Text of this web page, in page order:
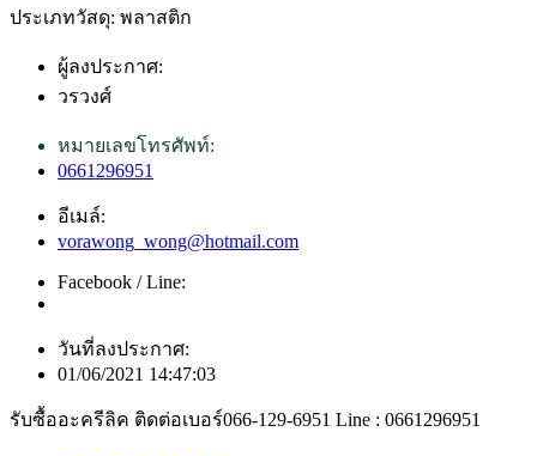
ประเภทวัสดุ: พลาสติก
ผู้ลงประกาศ:
วรวงศ์
หมายเลขโทรศัพท์:
0661296951
อีเมล์:
vorawong_wong@hotmail.com
Facebook / Line:
วันที่ลงประกาศ:
01/06/2021 14:47:03
รับซื้ออะครีลิค ติดต่อเบอร์066-129-6951 Line : 0661296951